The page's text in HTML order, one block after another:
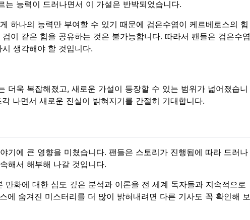
는 능력이 드러나면서 이 가설은 반박되었습니다.
하나의 능력만 부여할 수 있기 때문에 검은수염이 케르베로스의 힘
이 같은 힘을 공유하는 것은 불가능합니다. 따라서 팬들은 검은수염
생각해야 할 것입니다.
더욱 복잡해졌고, 새로운 가설이 등장할 수 있는 범위가 넓어졌습니
나면서 새로운 진실이 밝혀지기를 간절히 기대합니다.
기에 큰 영향을 미쳤습니다. 팬들은 스토리가 진행됨에 따라 드러나
해서 해부해 나갈 것입니다.
만화에 대한 심도 깊은 분석과 이론을 전 세계 독자들과 지속적으로
에 숨겨진 미스터리를 더 많이 밝혀내려면 다른 기사도 꼭 확인해 보